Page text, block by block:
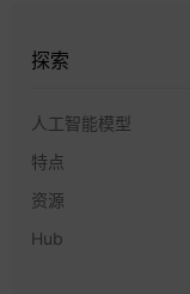
探索
人工智能模型
特点
资源
Hub